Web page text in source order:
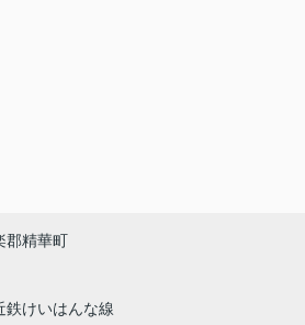
郡精華町
鉄けいはんな線